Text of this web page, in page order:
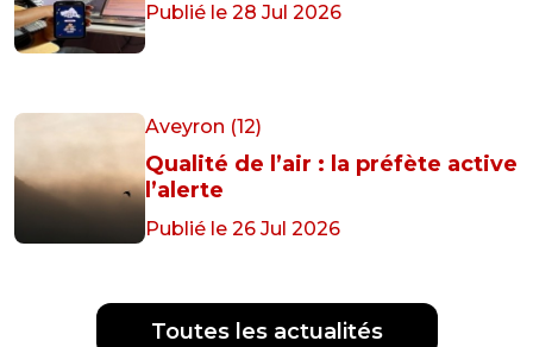
Publié le 28 Jul 2026
Aveyron (12)
Qualité de l’air : la préfète active
l’alerte
Publié le 26 Jul 2026
Toutes les actualités